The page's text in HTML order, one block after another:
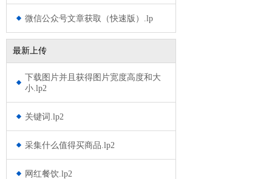
微信公众号文章获取（快速版）.lp
最新上传
下载图片并且获得图片宽度高度和大
小.lp2
关键词.lp2
采集什么值得买商品.lp2
网红餐饮.lp2